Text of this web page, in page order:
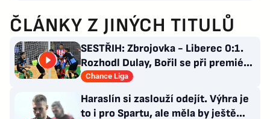
ČLÁNKY Z JINÝCH TITULŮ
SESTŘIH: Zbrojovka - Liberec 0:1.
Rozhodl Dulay, Bořil se při premiéře
za Slovan zranil
Chance Liga
Haraslín si zaslouží odejít. Výhra je
to i pro Spartu, ale měla by ještě